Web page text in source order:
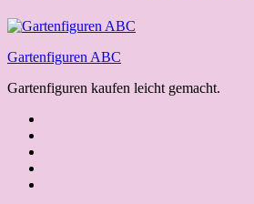
Gartenfiguren ABC
Gartenfiguren kaufen leicht gemacht.